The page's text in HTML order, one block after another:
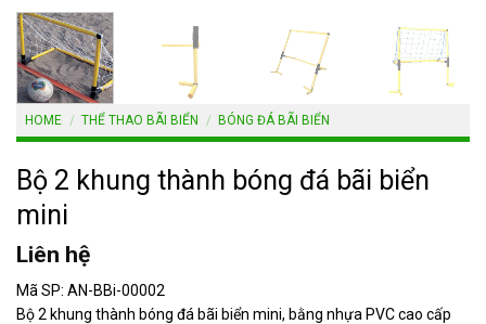
HOME / THỂ THAO BÃI BIỂN / BÓNG ĐÁ BÃI BIỂN
Bộ 2 khung thành bóng đá bãi biển
mini
Liên hệ
Mã SP: AN-BBi-00002
Bộ 2 khung thành bóng đá bãi biển mini, bằng nhựa PVC cao cấp